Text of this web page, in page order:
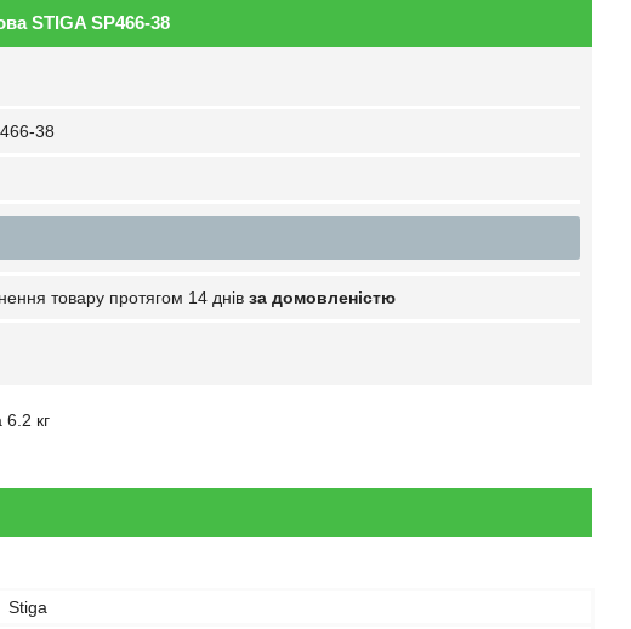
STIGA SP466-38
38
товару протягом 14 днів за домовленістю
кг
Stiga